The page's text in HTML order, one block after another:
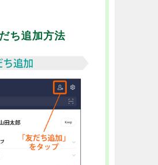
ち追加方法